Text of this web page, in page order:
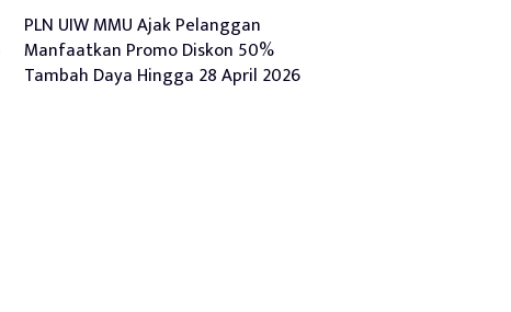
PLN UIW MMU Ajak Pelanggan
Manfaatkan Promo Diskon 50%
Tambah Daya Hingga 28 April 2026